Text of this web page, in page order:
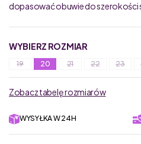
dopasować obuwie do szerokości
WYBIERZ ROZMIAR
19 20 21 22 23
Zobacz tabelę rozmiarów
WYSYŁKA W 24H